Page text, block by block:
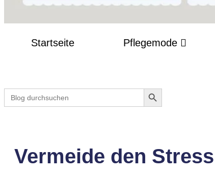
Startseite Pflegemode
Search
for:
Search Button
Vermeide den